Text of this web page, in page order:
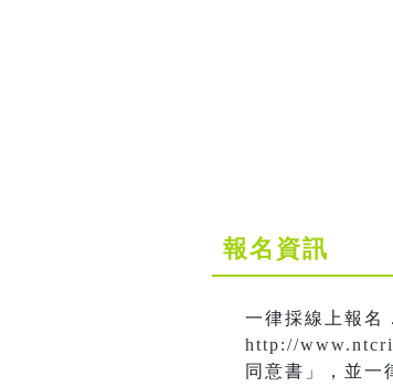
報名資訊
一律採線上報名
http://
同意書」，並一